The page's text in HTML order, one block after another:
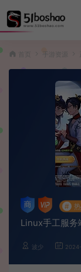
手游资源
#
Linux手工服
波少